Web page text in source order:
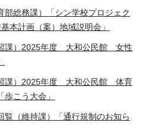
部総務課）「シン学校プロジェク
本計画（案）地域説明会」
課）2025年度 大和公民館 女性
課）2025年度 大和公民館 体育
こう大会」
（維持課）「通行規制のお知ら